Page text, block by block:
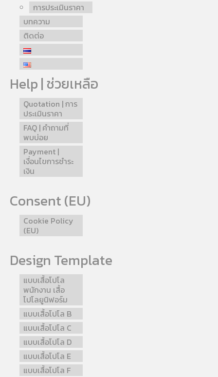
การประเมินราคา
บทความ
ติดต่อ
Help | ช่วยเหลือ
Quotation | การ
ประเมินราคา
FAQ | คำถามที่
พบบ่อย
Payment |
เงื่อนไขการชำระ
เงิน
Consent (EU)
Cookie Policy
(EU)
Design Template
แบบเสื้อโปโล
พนักงาน เสื้อ
โปโลยูนิฟอร์ม
แบบเสื้อโปโล B
แบบเสื้อโปโล C
แบบเสื้อโปโล D
แบบเสื้อโปโล E
แบบเสื้อโปโล F